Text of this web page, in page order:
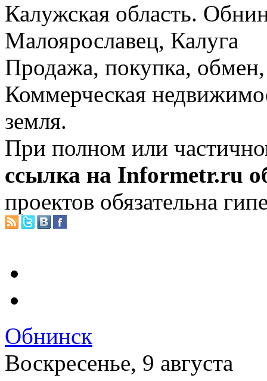
Калужская область.
Малоярославец, Калуга
Продажа, покупка, обмен,
Коммерческая
земля.
При полном или
ссылка на Informetr.ru
проектов обязательна
Обнинск
Воскресенье, 9 августа